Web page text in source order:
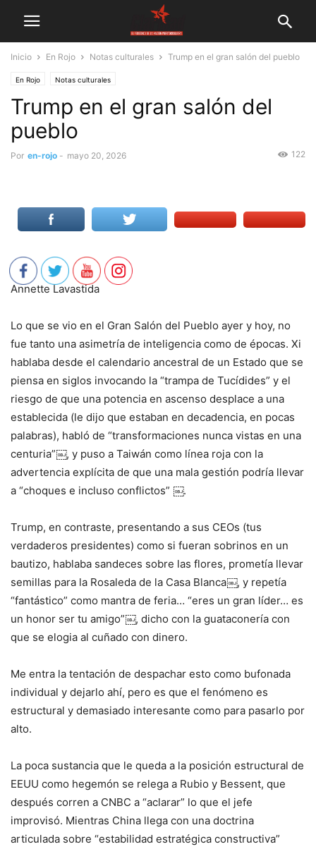
Inicio En Rojo Notas culturales Trump en el gran salón del pueblo
En Rojo Notas culturales
Trump en el gran salón del
pueblo
Por en-rojo - mayo 20, 2026 122
Annette Lavastida
Lo que se vio en el Gran Salón del Pueblo ayer y hoy, no
fue tanto una asimetría de inteligencia como de épocas. Xi
hablaba desde el calendario ancestral de un Estado que se
piensa en siglos invocando la “trampa de Tucídides” y el
riesgo de que una potencia en ascenso desplace a una
establecida (le dijo que estaban en decadencia, en pocas
palabras), habló de “transformaciones nunca vistas en una
centuria”￼, y puso a Taiwán como línea roja con la
advertencia explícita de que una mala gestión podría llevar
a “choques e incluso conflictos” ￼.
Trump, en contraste, presentando a sus CEOs (tus
verdaderos presidentes) como si fueran sobrinos en un
bautizo, hablaba sandeces sobre las flores, prometía llevar
semillas para la Rosaleda de la Casa Blanca￼, y repetía
“fantástico” como mantra de feria… “eres un gran líder… es
un honor ser tu amigo”￼, dicho con la guataconería con
que se elogia al cuñado con dinero.
Me entra la tentación de despachar esto como bufonada
individual y dejarlo ahí, pero es que el fenómeno es
estructural y demasiado interesante como para pasarlo por
alto.
La poca sustancia que le queda a la posición estructural de
EEUU como hegemón se relega a Rubio y Bessent, que
después corren a CNBC a “aclarar” lo que el jefe
improvisó. Mientras China llega con una doctrina
articulada sobre “estabilidad estratégica constructiva”